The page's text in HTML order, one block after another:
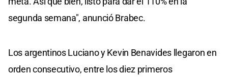
segunda semana", anunció Brabec.
Los argentinos Luciano y Kevin Benavides llegaron en
orden consecutivo, entre los diez primeros